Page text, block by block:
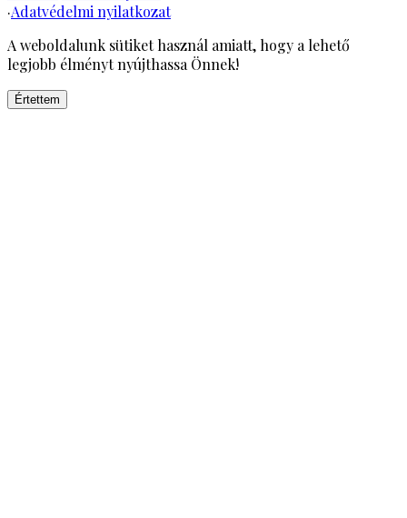
·Adatvédelmi nyilatkozat
A weboldalunk sütiket használ amiatt, hogy a lehető
legjobb élményt nyújthassa Önnek!
Értettem